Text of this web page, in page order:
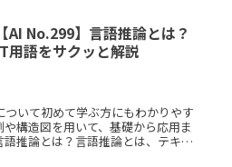
【AI No.299】言語推論とは？
用語をサクッと解説
ついて初めて学ぶ方にもわかりやす
構造図を用いて、基礎から応用ま
推論とは？言語推論とは、テキス